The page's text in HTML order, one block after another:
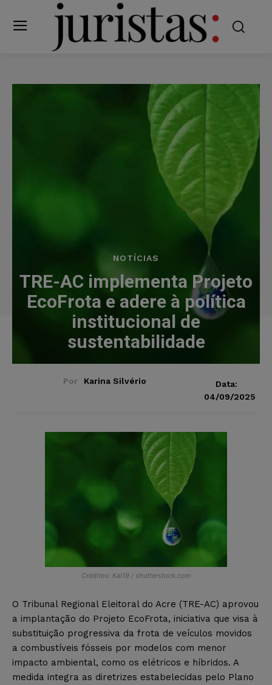
NOTÍCIAS
TRE-AC implementa Projeto
EcoFrota e adere à política
institucional de
sustentabilidade
Por Karina Silvério
Data:
04/09/2025
Créditos: Kai19 / shutterstock.com
O Tribunal Regional Eleitoral do Acre (TRE-AC) aprovou
a implantação do Projeto EcoFrota, iniciativa que visa à
substituição progressiva da frota de veículos movidos
a combustíveis fósseis por modelos com menor
impacto ambiental, como os elétricos e híbridos. A
medida integra as diretrizes estabelecidas pelo Plano